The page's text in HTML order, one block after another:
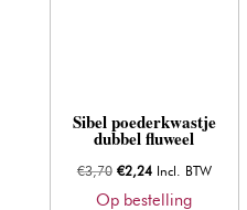
Sibel poederkwastje
dubbel fluweel
€3,70 Oorspronkelijke
prijs
€2,24Huidige
prijs
Incl. BTW
Op bestelling